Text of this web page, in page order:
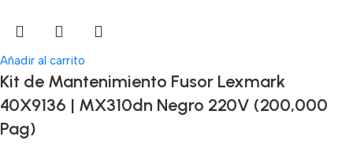
Añadir al carrito
Kit de Mantenimiento Fusor Lexmark
40X9136 | MX310dn Negro 220V (200,000
Pag)